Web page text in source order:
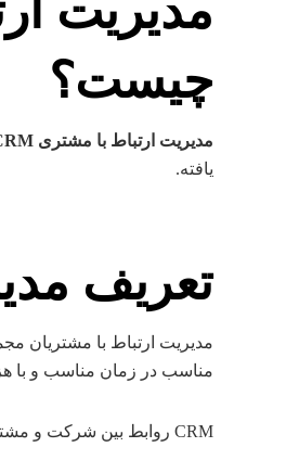
چیست؟
مدیریت ارتباط با مشتری CRM
یافته.
تعریف
مدیریت ارتباط با مشتریان
مناسب در زمان مناسب و با
CRM روابط بین شرکت و مشتریان ، شرکای تجاری ، عرضه کنندگان و کارمندان را تسهیل می نماید.